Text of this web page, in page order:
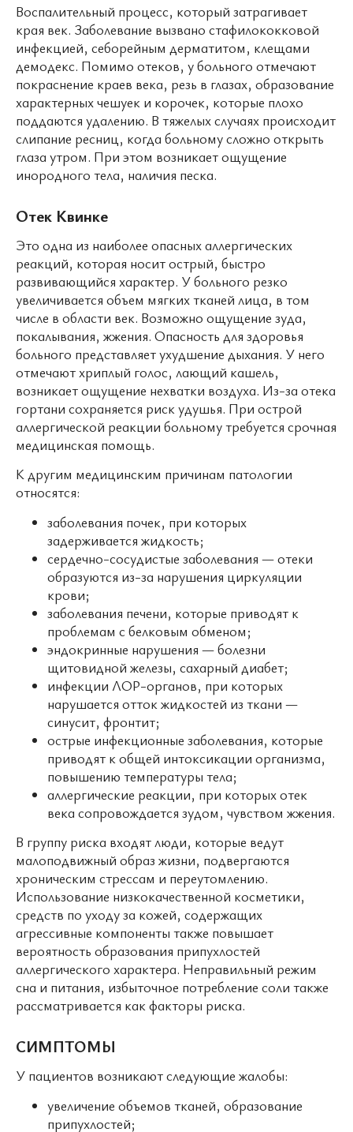
Воспалительный процесс, который затрагивает
края век. Заболевание вызвано стафилококковой
инфекцией, себорейным дерматитом, клещами
демодекс. Помимо отеков, у больного отмечают
покраснение краев века, резь в глазах, образование
характерных чешуек и корочек, которые плохо
поддаются удалению. В тяжелых случаях происходит
слипание ресниц, когда больному сложно открыть
глаза утром. При этом возникает ощущение
инородного тела, наличия песка.
Отек Квинке
Это одна из наиболее опасных аллергических
реакций, которая носит острый, быстро
развивающийся характер. У больного резко
увеличивается объем мягких тканей лица, в том
числе в области век. Возможно ощущение зуда,
покалывания, жжения. Опасность для здоровья
больного представляет ухудшение дыхания. У него
отмечают хриплый голос, лающий кашель,
возникает ощущение нехватки воздуха. Из-за отека
гортани сохраняется риск удушья. При острой
аллергической реакции больному требуется срочная
медицинская помощь.
К другим медицинским причинам патологии
относятся:
заболевания почек, при которых
задерживается жидкость;
сердечно-сосудистые заболевания — отеки
образуются из-за нарушения циркуляции
крови;
заболевания печени, которые приводят к
проблемам с белковым обменом;
эндокринные нарушения — болезни
щитовидной железы, сахарный диабет;
инфекции ЛОР-органов, при которых
нарушается отток жидкостей из ткани —
синусит, фронтит;
острые инфекционные заболевания, которые
приводят к общей интоксикации организма,
повышению температуры тела;
аллергические реакции, при которых отек
века сопровождается зудом, чувством жжения.
В группу риска входят люди, которые ведут
малоподвижный образ жизни, подвергаются
хроническим стрессам и переутомлению.
Использование низкокачественной косметики,
средств по уходу за кожей, содержащих
агрессивные компоненты также повышает
вероятность образования припухлостей
аллергического характера. Неправильный режим
сна и питания, избыточное потребление соли также
рассматривается как факторы риска.
СИМПТОМЫ
У пациентов возникают следующие жалобы:
увеличение объемов тканей, образование
припухлостей;